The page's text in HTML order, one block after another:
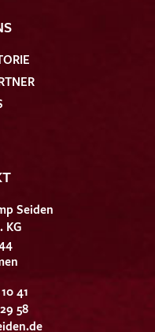
Seiden
KG
41
58